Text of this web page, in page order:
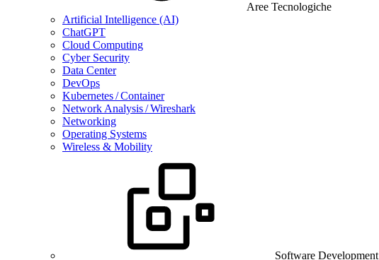
Aree Tecnologiche
Artificial Intelligence (AI)
ChatGPT
Cloud Computing
Cyber Security
Data Center
DevOps
Kubernetes / Container
Network Analysis / Wireshark
Networking
Operating Systems
Wireless & Mobility
Software Development